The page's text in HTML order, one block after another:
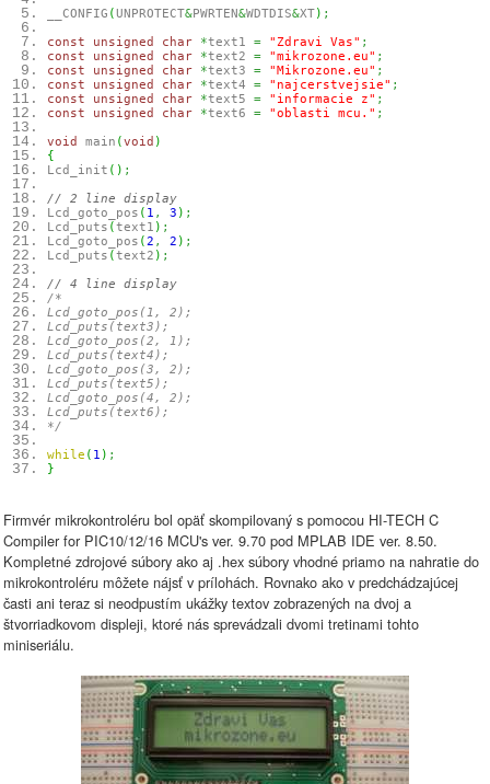
__CONFIG (UNPROTECT&PWRTEN&WDTDIS&XT) ;
const unsigned char *text1 = "Zdravi Vas" ;
const
unsigned char *text2 = "mikrozone.eu" ;
const
unsigned char *text3 = "Mikrozone.eu" ;
const
unsigned char *text4 = "najcerstvejsie" ;
const
unsigned char *text5 = "informacie z" ;
const
unsigned char *text6 = "oblasti mcu." ;
void main (void )
{
Lcd_init ( ) ;
// 2 line display
Lcd_goto_pos ( 1 , 3 ) ;
Lcd_puts (text1 ) ;
Lcd_goto_pos (2 , 2 ) ;
Lcd_puts (text2 ) ;
// 4 line display
/*
Lcd_goto_pos(1, 2);
Lcd_puts(text3);
Lcd_goto_pos(2, 1);
Lcd_puts(text4);
Lcd_goto_pos(3, 2);
Lcd_puts(text5);
Lcd_goto_pos(4, 2);
Lcd_puts(text6);
*/
while ( 1 ) ;
}
Firmvér mikrokontroléru bol opäť skompilovaný s pomocou HI-TECH C
Compiler for PIC10/12/16 MCU's ver. 9.70 pod MPLAB IDE ver. 8.50.
Kompletné zdrojové súbory ako aj .hex súbory vhodné priamo na nahratie do
mikrokontroléru môžete nájsť v prílohách. Rovnako ako v predchádzajúcej
časti ani teraz si neodpustím ukážky textov zobrazených na dvoj a
štvorriadkovom displeji, ktoré nás sprevádzali dvomi tretinami tohto
miniseriálu.